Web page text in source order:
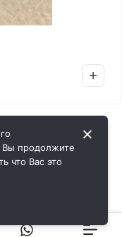
Вы продолжите
что Вас это